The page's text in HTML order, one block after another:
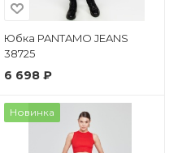
Юбка PANTAMO JEANS
38725
6 698 ₽
Новинка